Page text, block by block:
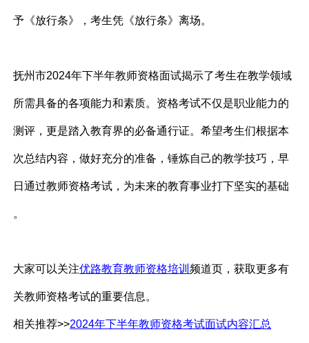
予《放行条》，考生凭《放行条》离场。
抚州市2024年下半年教师资格面试揭示了考生在教学领域
所需具备的各项能力和素质。资格考试不仅是职业能力的
测评，更是踏入教育界的必备通行证。希望考生们根据本
次总结内容，做好充分的准备，锤炼自己的教学技巧，早
日通过教师资格考试，为未来的教育事业打下坚实的基础
。
大家可以关注优路教育教师资格培训频道页，获取更多有
关教师资格考试的重要信息。
相关推荐>>2024年下半年教师资格考试面试内容汇总